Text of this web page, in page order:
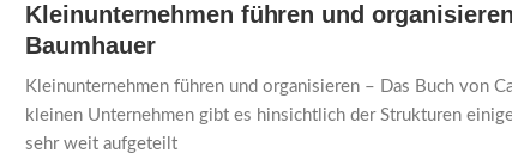
Kleinunternehmen führen und
Baumhauer
Kleinunternehmen führen und organisieren – Das Buch von
kleinen Unternehmen gibt es hinsichtlich der Strukturen
sehr weit aufgeteilt